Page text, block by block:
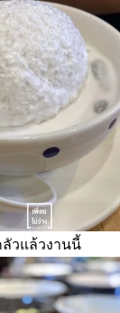
วแล้วงานนี้